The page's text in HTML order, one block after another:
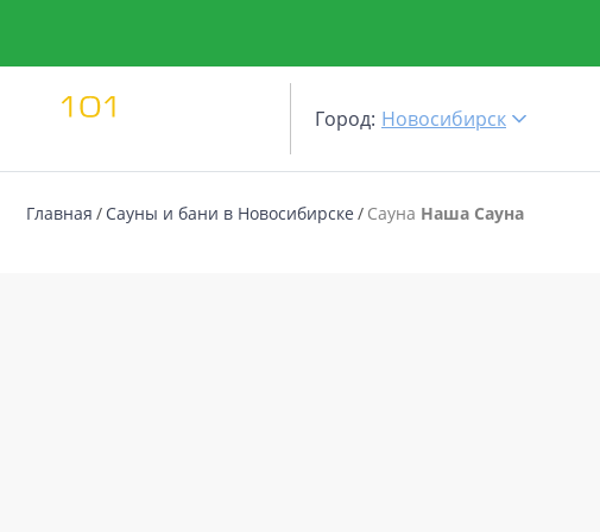
Город: Новосибирск
Главная Сауны и бани в Новосибирске Сауна Наша Сауна